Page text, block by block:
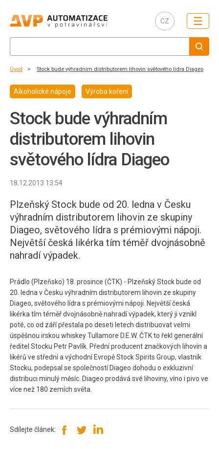
CZ ☰
Úvod Stock bude výhradním distributorem lihovin světového lídra Diageo
Alkoholické nápoje Výroba koření
Stock bude výhradním
distributorem lihovin
světového lídra Diageo
18.12.2013 13:54
Plzeňský Stock bude od 20. ledna v Česku
výhradním distributorem lihovin ze skupiny
Diageo, světového lídra s prémiovými nápoji.
Největší česká likérka tím téměř dvojnásobně
nahradí výpadek.
Prádlo (Plzeňsko) 18. prosince (ČTK) - Plzeňský Stock bude od
20. ledna v Česku výhradním distributorem lihovin ze skupiny
Diageo, světového lídra s prémiovými nápoji. Největší česká
likérka tím téměř dvojnásobně nahradí výpadek, který ji vznikl
poté, co od září přestala po deseti letech distribuovat velmi
úspěšnou irskou whiskey Tullamore D.E.W. ČTK to řekl generální
ředitel Stocku Petr Pavlík. Přední producent značkových lihovin a
likérů ve střední a východní Evropě Stock Spirits Group, vlastník
Stocku, podepsal se společností Diageo dohodu o exkluzivní
distribuci minulý měsíc. Diageo prodává své lihoviny, víno i pivo ve
více než 180 zemích světa.
Sdílejte článek: